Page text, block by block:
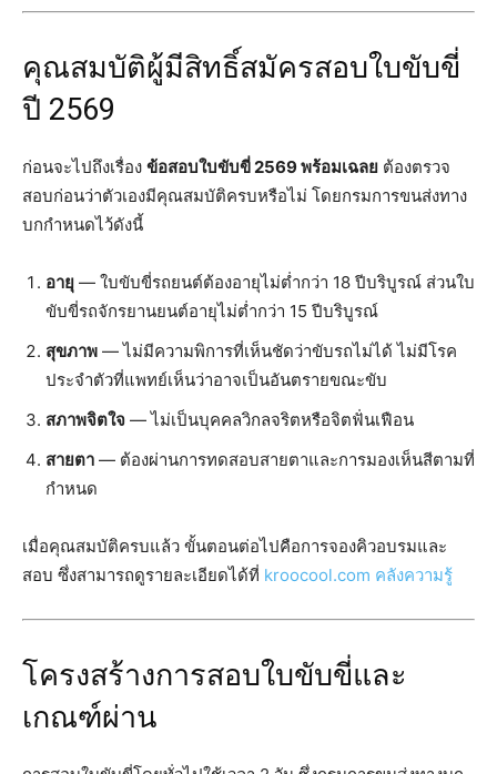
คุณสมบัติผู้มีสิทธิ์สมัครสอบใบขับขี่
ปี 2569
ก่อนจะไปถึงเรื่อง ข้อสอบใบขับขี่ 2569 พร้อมเฉลย ต้องตรวจ
สอบก่อนว่าตัวเองมีคุณสมบัติครบหรือไม่ โดยกรมการขนส่งทาง
บกกำหนดไว้ดังนี้
อายุ — ใบขับขี่รถยนต์ต้องอายุไม่ต่ำกว่า 18 ปีบริบูรณ์ ส่วนใบ
ขับขี่รถจักรยานยนต์อายุไม่ต่ำกว่า 15 ปีบริบูรณ์
สุขภาพ — ไม่มีความพิการที่เห็นชัดว่าขับรถไม่ได้ ไม่มีโรค
ประจำตัวที่แพทย์เห็นว่าอาจเป็นอันตรายขณะขับ
สภาพจิตใจ — ไม่เป็นบุคคลวิกลจริตหรือจิตฟั่นเฟือน
สายตา — ต้องผ่านการทดสอบสายตาและการมองเห็นสีตามที่
กำหนด
เมื่อคุณสมบัติครบแล้ว ขั้นตอนต่อไปคือการจองคิวอบรมและ
สอบ ซึ่งสามารถดูรายละเอียดได้ที่ kroocool.com คลังความรู้
โครงสร้างการสอบใบขับขี่และ
เกณฑ์ผ่าน